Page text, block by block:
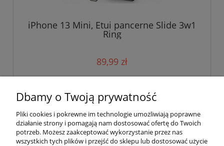
iPhone 13 Mini, Etui pancerne Slide 3w1
Ring
89,99 zł
Dbamy o Twoją prywatność
Pliki cookies i pokrewne im technologie umożliwiają poprawne
działanie strony i pomagają nam dostosować ofertę do Twoich
potrzeb. Możesz zaakceptować wykorzystanie przez nas
wszystkich tych plików i przejść do sklepu lub dostosować użycie